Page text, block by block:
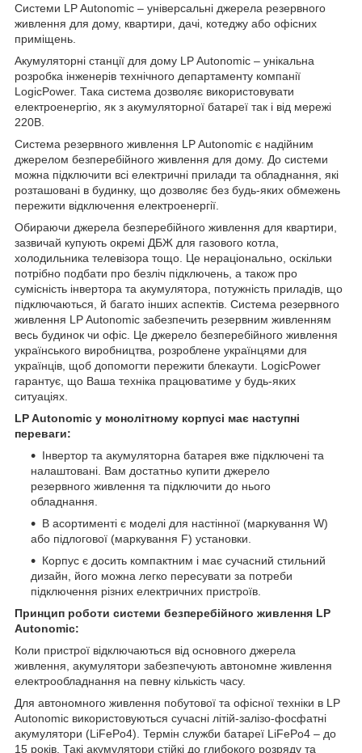
Системи LP Autonomic – універсальні джерела резервного
живлення для дому, квартири, дачі, котеджу або офісних
приміщень.
Акумуляторні станції для дому LP Autonomic – унікальна
розробка інженерів технічного департаменту компанії
LogicPower. Така система дозволяє використовувати
електроенергію, як з акумуляторної батареї так і від мережі
220В.
Система резервного живлення LP Autonomic є надійним
джерелом безперебійного живлення для дому. До системи
можна підключити всі електричні прилади та обладнання, які
розташовані в будинку, що дозволяє без будь-яких обмежень
пережити відключення електроенергії.
Обираючи джерела безперебійного живлення для квартири,
зазвичай купують окремі ДБЖ для газового котла,
холодильника телевізора тощо. Це нераціонально, оскільки
потрібно подбати про безліч підключень, а також про
сумісність інвертора та акумулятора, потужність приладів, що
підключаються, й багато інших аспектів. Система резервного
живлення LP Autonomic забезпечить резервним живленням
весь будинок чи офіс. Це джерело безперебійного живлення
українського виробництва, розроблене українцями для
українців, щоб допомогти пережити блекаути. LogicPower
гарантує, що Ваша техніка працюватиме у будь-яких
ситуаціях.
LP Autonomic у монолітному корпусі має наступні
переваги:
Інвертор та акумуляторна батарея вже підключені та
налаштовані. Вам достатньо купити джерело
резервного живлення та підключити до нього
обладнання.
В асортименті є моделі для настінної (маркування W)
або підлогової (маркування F) установки.
Корпус є досить компактним і має сучасний стильний
дизайн, його можна легко пересувати за потреби
підключення різних електричних пристроїв.
Принцип роботи системи безперебійного живлення LP
Autonomic:
Коли пристрої відключаються від основного джерела
живлення, акумулятори забезпечують автономне живлення
електрообладнання на певну кількість часу.
Для автономного живлення побутової та офісної техніки в LP
Autonomic використовуються сучасні літій-залізо-фосфатні
акумулятори (LiFePo4). Термін служби батареї LiFePo4 – до
15 років. Такі акумулятори стійкі до глибокого розряду та